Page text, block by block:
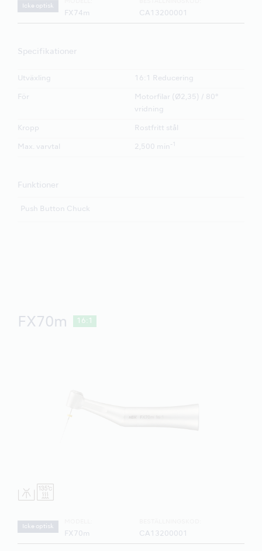
Icke optisk
FX74m CA13200001
Specifikationer
Utväxling 16:1 Reducering
För
Motorfilar (Ø2,35) / 80°
vridning
Kropp Rostfritt stål
Max. varvtal 2,500 min -1
Funktioner
Push Button Chuck
FX70m 16:1
Icke optisk
FX70m CA13200001